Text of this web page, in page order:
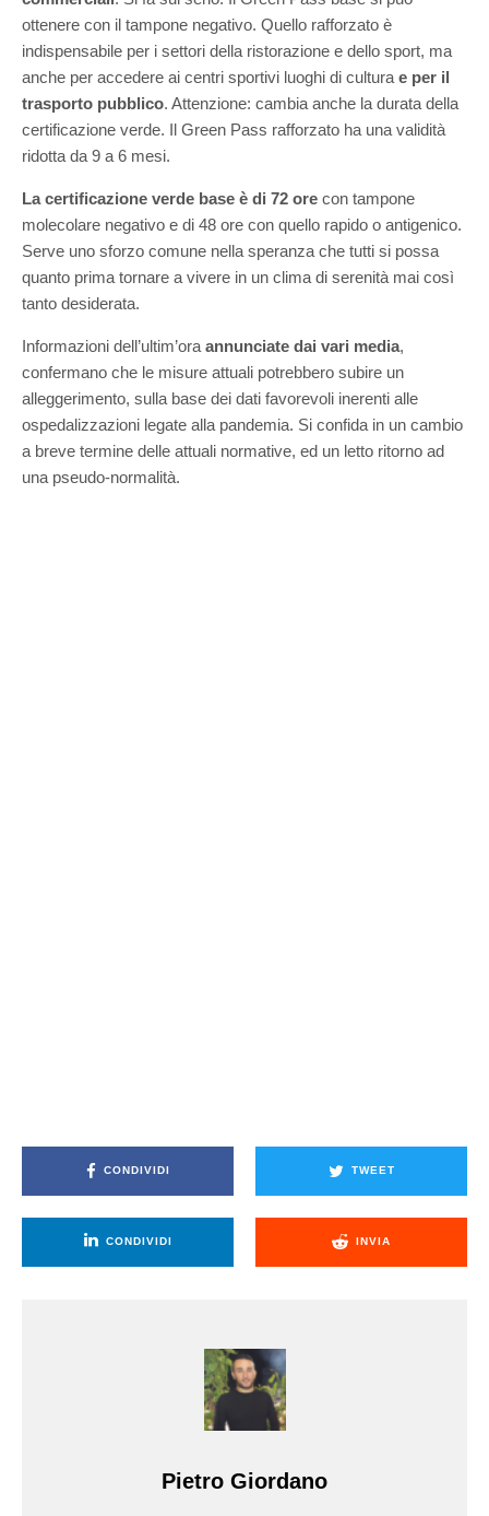
ottenere con il tampone negativo. Quello rafforzato è
indispensabile per i settori della ristorazione e dello sport, ma
anche per accedere ai centri sportivi luoghi di cultura e per il
trasporto pubblico. Attenzione: cambia anche la durata della
certificazione verde. Il Green Pass rafforzato ha una validità
ridotta da 9 a 6 mesi.
Lacertificazione verde base è di 72 ore con tampone
molecolare negativo e di 48 ore con quello rapido o antigenico.
Serve uno sforzo comune nella speranza che tutti si possa
quanto prima tornare a vivere in un clima di serenità mai così
tanto desiderata.
Informazioni dell’ultim’ora annunciate dai vari media,
confermano che le misure attuali potrebbero subire un
alleggerimento, sulla base dei dati favorevoli inerenti alle
ospedalizzazioni legate alla pandemia. Si confida in un cambio
a breve termine delle attuali normative, ed un letto ritorno ad
una pseudo-normalità.
CONDIVIDI TWEET
CONDIVIDI INVIA
Pietro Giordano